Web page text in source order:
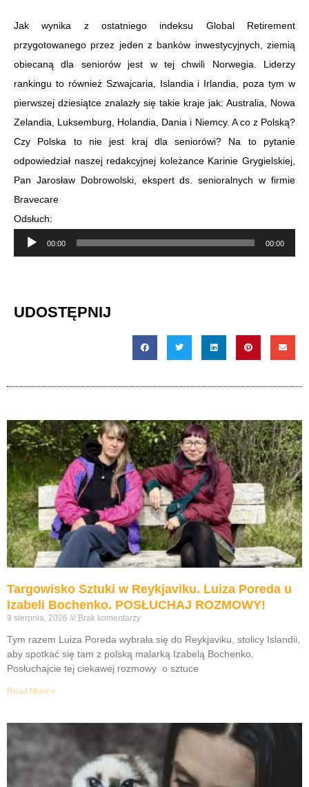
Jak wynika z ostatniego indeksu Global Retirement
przygotowanego przez jeden z banków inwestycyjnych, ziemią
obiecaną dla seniorów jest w tej chwili Norwegia. Liderzy
rankingu to również Szwajcaria, Islandia i Irlandia, poza tym w
pierwszej dziesiątce znalazły się takie kraje jak: Australia, Nowa
Zelandia, Luksemburg, Holandia, Dania i Niemcy. A co z Polską?
Czy Polska to nie jest kraj dla seniorówi? Na to pytanie
odpowiedział naszej redakcyjnej koleżance Karinie Grygielskiej,
Pan Jarosław Dobrowolski, ekspert ds. senioralnych w firmie
Bravecare
Odsłuch:
Odtwarzacz
plików
00:00 00:00
UDOSTĘPNIJ
Targowisko Sztuki w Reykjaviku. Luiza Poreda u
Izabeli Bochenko. POSŁUCHAJ ROZMOWY!
9 sierpnia, 2026 Brak komentarzy
Tym razem Luiza Poreda wybrała się do Reykjaviku, stolicy Islandii,
aby spotkać się tam z polską malarką Izabelą Bochenko.
Posłuchajcie tej ciekawej rozmowy o sztuce
Read More »